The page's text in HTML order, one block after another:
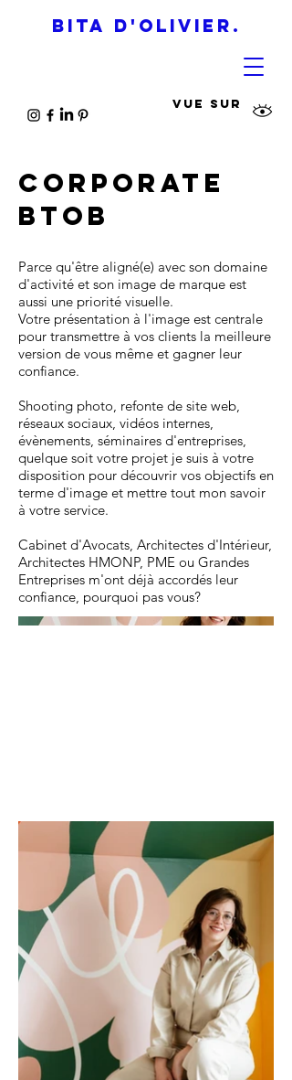
BITA D'OLIVIER.
VUE SUR
Corporate
BtoB
Parce qu'être aligné(e) avec son domaine
d'activité et son image de marque est
aussi une priorité visuelle.
Votre présentation à l'image est centrale
pour transmettre à vos clients la meilleure
version de vous même et gagner leur
confiance.
Shooting photo, refonte de site web,
réseaux sociaux, vidéos internes,
évènements, séminaires d'entreprises,
quelque soit votre projet je suis à votre
disposition pour découvrir vos objectifs en
terme d'image et mettre tout mon savoir
à votre service.
Cabinet d'Avocats, Architectes d'Intérieur,
Architectes HMONP, PME ou Grandes
Entreprises m'ont déjà accordés leur
confiance, pourquoi pas vous?